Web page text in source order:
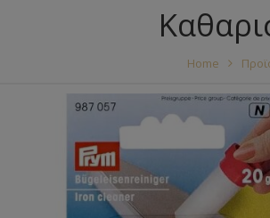
Νήματα για Τσάντες
Χερούλια Τσάντας
Ιμάντες
Πλέγματα
Home